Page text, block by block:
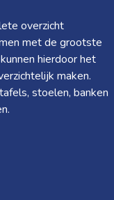
overzicht
met de grootste
hierdoor het
maken.
stoelen, banken